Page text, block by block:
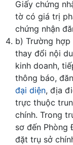
Giấy chứng
tờ có giá trị
chứng nhận
b) Trường
thay đổi nội
kinh doanh,
thông báo,
đại diện, địa
trực thuộc
chính. Trong
sơ đến Phòng
đặt trụ sở